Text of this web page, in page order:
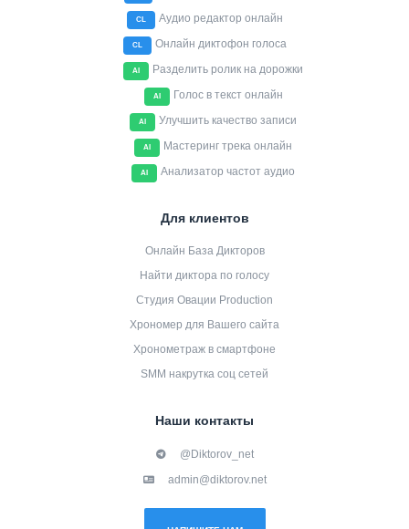
CL Аудио редактор онлайн
CL Онлайн диктофон голоса
AI Разделить ролик на дорожки
AI Голос в текст онлайн
AI Улучшить качество записи
AI Мастеринг трека онлайн
AI Анализатор частот аудио
Для клиентов
Онлайн База Дикторов
Найти диктора по голосу
Студия Овации Production
Хрономер для Вашего сайта
Хронометраж в смартфоне
SMM накрутка соц сетей
Наши контакты
@Diktorov_net
admin@diktorov.net